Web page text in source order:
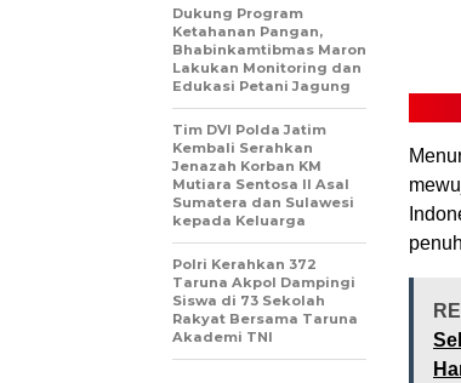
Dukung Program
Ketahanan Pangan,
Bhabinkamtibmas Maron
Lakukan Monitoring dan
Edukasi Petani Jagung
Tim DVI Polda Jatim
Kembali Serahkan
Jenazah Korban KM
Mutiara Sentosa II Asal
Sumatera dan Sulawesi
kepada Keluarga
Polri Kerahkan 372
Taruna Akpol Dampingi
Siswa di 73 Sekolah
Rakyat Bersama Taruna
Akademi TNI